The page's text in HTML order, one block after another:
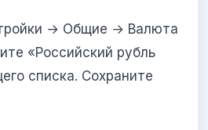
→ Общие → Валюта
«Российский рубль
списка. Сохраните